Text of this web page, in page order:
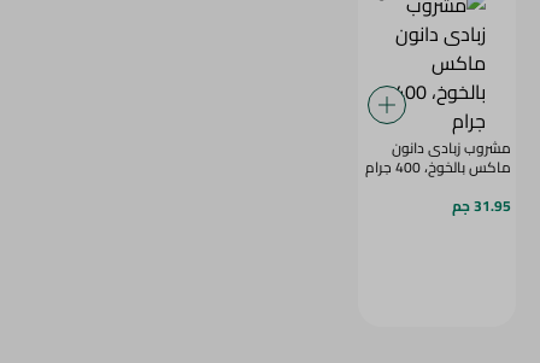
مشروب زبادى دانون
ماكس بالخوخ، 400 جرام
31.95 جم